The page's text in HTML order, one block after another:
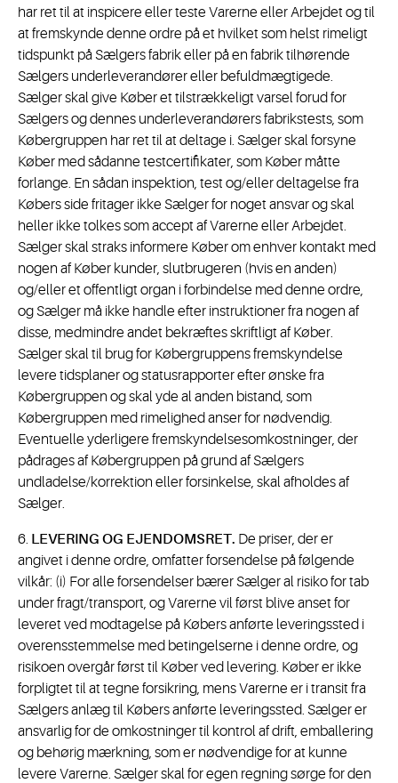
har ret til at inspicere eller teste Varerne eller Arbejdet og til
at fremskynde denne ordre på et hvilket som helst rimeligt
tidspunkt på Sælgers fabrik eller på en fabrik tilhørende
Sælgers underleverandører eller befuldmægtigede.
Sælger skal give Køber et tilstrækkeligt varsel forud for
Sælgers og dennes underleverandørers fabrikstests, som
Købergruppen har ret til at deltage i. Sælger skal forsyne
Køber med sådanne testcertifikater, som Køber måtte
forlange. En sådan inspektion, test og/eller deltagelse fra
Købers side fritager ikke Sælger for noget ansvar og skal
heller ikke tolkes som accept af Varerne eller Arbejdet.
Sælger skal straks informere Køber om enhver kontakt med
nogen af Køber kunder, slutbrugeren (hvis en anden)
og/eller et offentligt organ i forbindelse med denne ordre,
og Sælger må ikke handle efter instruktioner fra nogen af
disse, medmindre andet bekræftes skriftligt af Køber.
Sælger skal til brug for Købergruppens fremskyndelse
levere tidsplaner og statusrapporter efter ønske fra
Købergruppen og skal yde al anden bistand, som
Købergruppen med rimelighed anser for nødvendig.
Eventuelle yderligere fremskyndelsesomkostninger, der
pådrages af Købergruppen på grund af Sælgers
undladelse/korrektion eller forsinkelse, skal afholdes af
Sælger.
6. LEVERING OG EJENDOMSRET. De priser, der er
angivet i denne ordre, omfatter forsendelse på følgende
vilkår: (i) For alle forsendelser bærer Sælger al risiko for tab
under fragt/transport, og Varerne vil først blive anset for
leveret ved modtagelse på Købers anførte leveringssted i
overensstemmelse med betingelserne i denne ordre, og
risikoen overgår først til Køber ved levering. Køber er ikke
forpligtet til at tegne forsikring, mens Varerne er i transit fra
Sælgers anlæg til Købers anførte leveringssted. Sælger er
ansvarlig for de omkostninger til kontrol af drift, emballering
og behørig mærkning, som er nødvendige for at kunne
levere Varerne. Sælger skal for egen regning sørge for den